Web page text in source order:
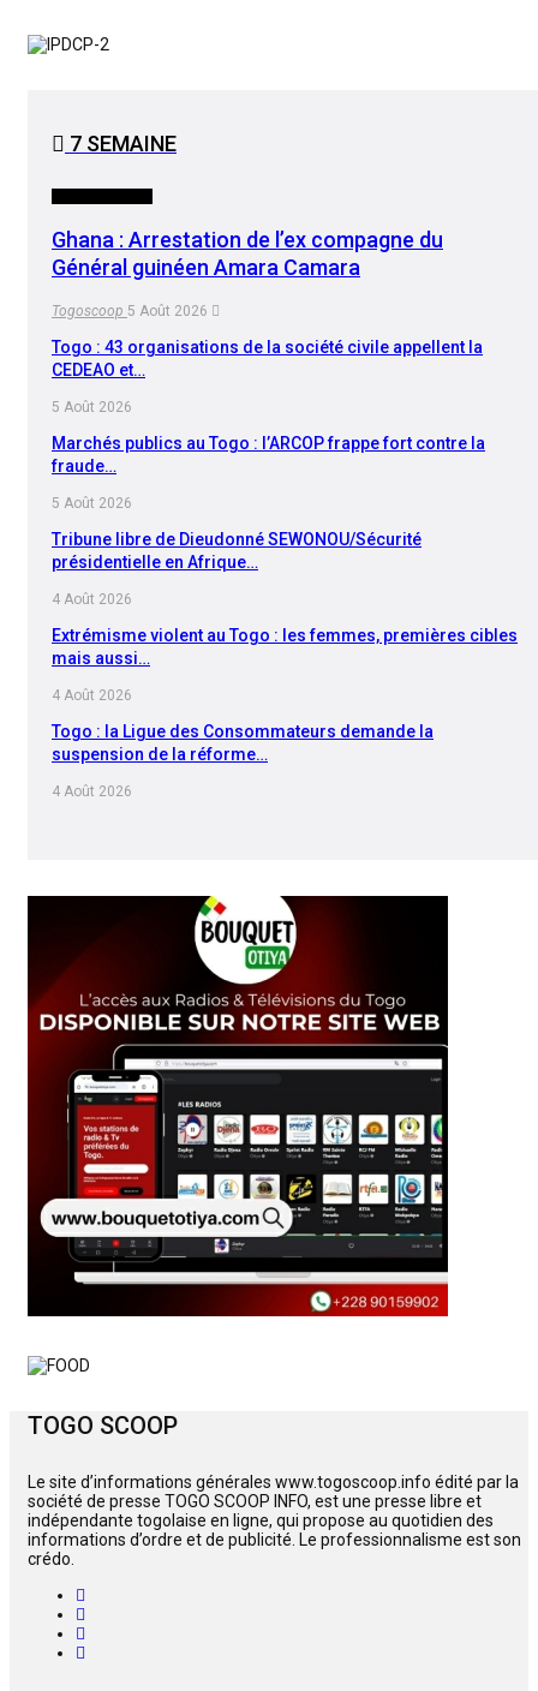
7 SEMAINE
Ghana : Arrestation de l’ex compagne du
Général guinéen Amara Camara
Togoscoop 5 Août 2026
Togo : 43 organisations de la société civile appellent la
CEDEAO et…
5 Août 2026
Marchés publics au Togo : l’ARCOP frappe fort contre la
fraude…
5 Août 2026
Tribune libre de Dieudonné SEWONOU/Sécurité
présidentielle en Afrique…
4 Août 2026
Extrémisme violent au Togo : les femmes, premières cibles
mais aussi…
4 Août 2026
Togo : la Ligue des Consommateurs demande la
suspension de la réforme…
4 Août 2026
TOGO SCOOP
Le site d’informations générales www.togoscoop.info édité par la
société de presse TOGO SCOOP INFO, est une presse libre et
indépendante togolaise en ligne, qui propose au quotidien des
informations d’ordre et de publicité. Le professionnalisme est son
crédo.